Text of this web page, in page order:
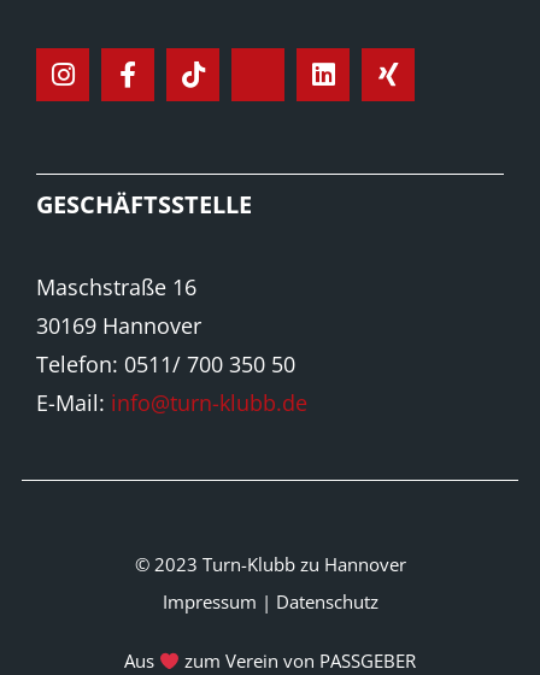
GESCHÄFTSSTELLE
Maschstraße 16
30169 Hannover
Telefon: 0511/ 700 350 50
E-Mail: info@turn-klubb.de
© 2023 Turn-Klubb zu Hannover
Impressum | Datenschutz
Aus zum Verein von PASSGEBER